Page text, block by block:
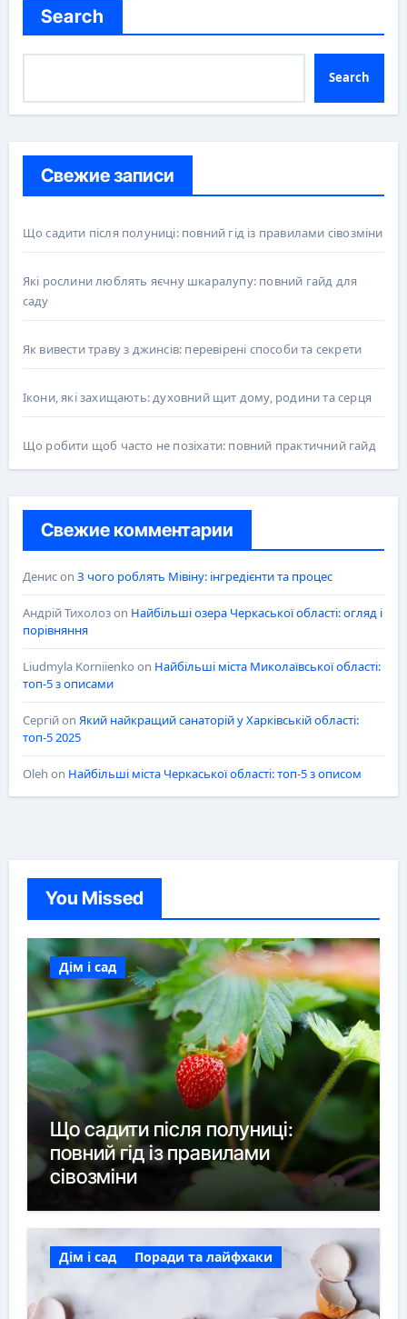
Search
Search
Свежие записи
Що садити після полуниці: повний гід із правилами сівозміни
Які рослини люблять яєчну шкаралупу: повний гайд для
саду
Як вивести траву з джинсів: перевірені способи та секрети
Ікони, які захищають: духовний щит дому, родини та серця
Що робити щоб часто не позіхати: повний практичний гайд
Свежие комментарии
Денисon З чого роблять Мівіну: інгредієнти та процес
Андрій Тихолозon Найбільші озера Черкаської області: огляд і
порівняння
Liudmyla Korniienko on Найбільші міста Миколаївської області:
топ-5 з описами
Сергійon Який найкращий санаторій у Харківській області:
топ-5 2025
Oleh on Найбільші міста Черкаської області: топ-5 з описом
You Missed
Дім і сад
Що садити після полуниці:
повний гід із правилами
сівозміни
Дім і сад Поради та лайфхаки